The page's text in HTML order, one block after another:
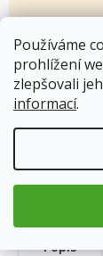
Používáme
prohlížení
zlepšovali
informací.
Kód produktu:
Hmotnost:
Popis